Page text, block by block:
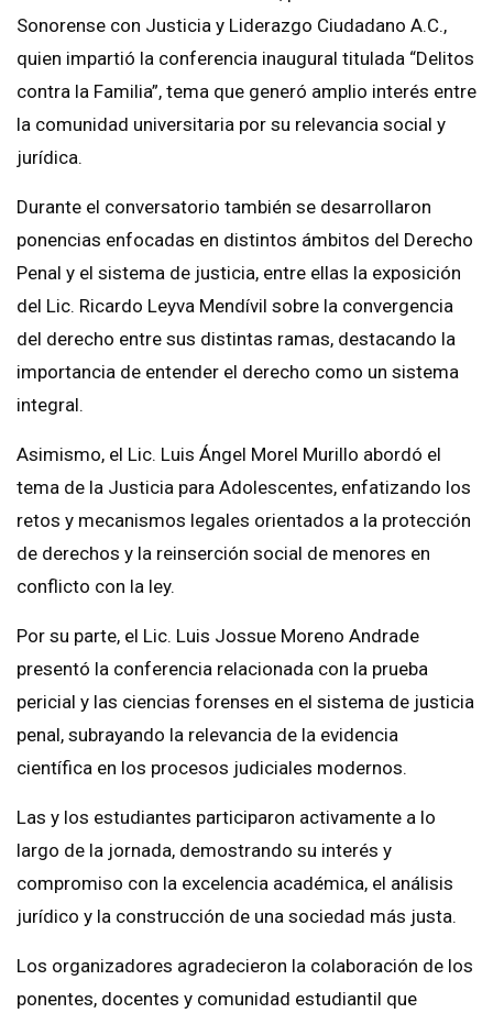
Sonorense con Justicia y Liderazgo Ciudadano A.C.,
quien impartió la conferencia inaugural titulada “Delitos
contra la Familia”, tema que generó amplio interés entre
la comunidad universitaria por su relevancia social y
jurídica.
Durante el conversatorio también se desarrollaron
ponencias enfocadas en distintos ámbitos del Derecho
Penal y el sistema de justicia, entre ellas la exposición
del Lic. Ricardo Leyva Mendívil sobre la convergencia
del derecho entre sus distintas ramas, destacando la
importancia de entender el derecho como un sistema
integral.
Asimismo, el Lic. Luis Ángel Morel Murillo abordó el
tema de la Justicia para Adolescentes, enfatizando los
retos y mecanismos legales orientados a la protección
de derechos y la reinserción social de menores en
conflicto con la ley.
Por su parte, el Lic. Luis Jossue Moreno Andrade
presentó la conferencia relacionada con la prueba
pericial y las ciencias forenses en el sistema de justicia
penal, subrayando la relevancia de la evidencia
científica en los procesos judiciales modernos.
Las y los estudiantes participaron activamente a lo
largo de la jornada, demostrando su interés y
compromiso con la excelencia académica, el análisis
jurídico y la construcción de una sociedad más justa.
Los organizadores agradecieron la colaboración de los
ponentes, docentes y comunidad estudiantil que